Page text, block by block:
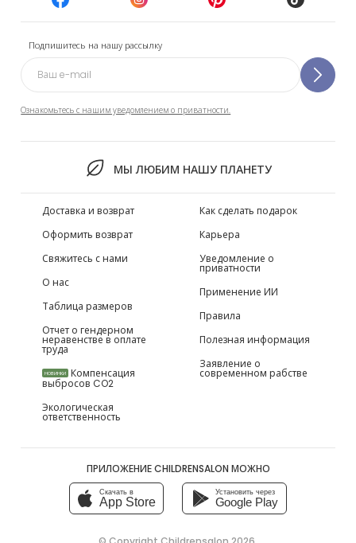
Подпишитесь на нашу рассылку
Ознакомьтесь с нашим уведомлением о приватности.
МЫ ЛЮБИМ НАШУ ПЛАНЕТУ
Доставка и возврат
Оформить возврат
Свяжитесь с нами
О нас
Таблица размеров
Отчет о гендерном
неравенстве в оплате
труда
НОВИНКИ Компенсация
выбросов CO2
Экологическая
ответственность
Как сделать подарок
Карьера
Уведомление о
приватности
Применение ИИ
Правила
Полезная информация
Заявление о
современном рабстве
ПРИЛОЖЕНИЕ CHILDRENSALON МОЖНО
Скачать в
App Store
Установить через
Google Play